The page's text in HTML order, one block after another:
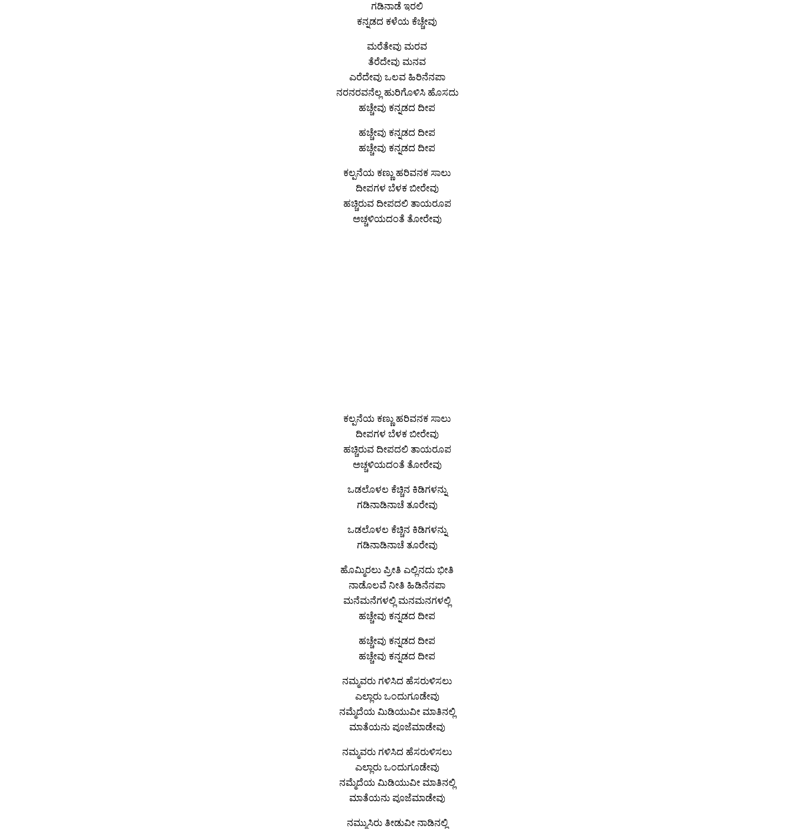
ಗಡಿನಾಡೆ ಇರಲಿ
ಕನ್ನಡದ ಕಳೆಯ ಕೆಚ್ಚೇವು
ಮರೆತೇವು ಮರವ
ತೆರೆದೇವು ಮನವ
ಎರೆದೇವು ಒಲವ ಹಿರಿನೆನಪಾ
ನರನರವನೆಲ್ಲ ಹುರಿಗೊಳಿಸಿ ಹೊಸದು
ಹಚ್ಚೇವು ಕನ್ನಡದ ದೀಪ
ಹಚ್ಚೇವು ಕನ್ನಡದ ದೀಪ
ಹಚ್ಚೇವು ಕನ್ನಡದ ದೀಪ
ಕಲ್ಪನೆಯ ಕಣ್ಣು ಹರಿವನಕ ಸಾಲು
ದೀಪಗಳ ಬೆಳಕ ಬೀರೇವು
ಹಚ್ಚಿರುವ ದೀಪದಲಿ ತಾಯರೂಪ
ಅಚ್ಚಳಿಯದಂತೆ ತೋರೇವು
ಕಲ್ಪನೆಯ ಕಣ್ಣು ಹರಿವನಕ ಸಾಲು
ದೀಪಗಳ ಬೆಳಕ ಬೀರೇವು
ಹಚ್ಚಿರುವ ದೀಪದಲಿ ತಾಯರೂಪ
ಅಚ್ಚಳಿಯದಂತೆ ತೋರೇವು
ಒಡಲೊಳಲ ಕೆಚ್ಚಿನ ಕಿಡಿಗಳನ್ನು
ಗಡಿನಾಡಿನಾಚೆ ತೂರೇವು
ಒಡಲೊಳಲ ಕೆಚ್ಚಿನ ಕಿಡಿಗಳನ್ನು
ಗಡಿನಾಡಿನಾಚೆ ತೂರೇವು
ಹೊಮ್ಮಿರಲು ಪ್ರೀತಿ ಎಲ್ಲಿನದು ಭೀತಿ
ನಾಡೊಲವೆ ನೀತಿ ಹಿಡಿನೆನಪಾ
ಮನೆಮನೆಗಳಲ್ಲಿ ಮನಮನಗಳಲ್ಲಿ
ಹಚ್ಚೇವು ಕನ್ನಡದ ದೀಪ
ಹಚ್ಚೇವು ಕನ್ನಡದ ದೀಪ
ಹಚ್ಚೇವು ಕನ್ನಡದ ದೀಪ
ನಮ್ಮವರು ಗಳಿಸಿದ ಹೆಸರುಳಿಸಲು
ಎಲ್ಲಾರು ಒಂದುಗೂಡೇವು
ನಮ್ಮೆದೆಯ ಮಿಡಿಯುವೀ ಮಾತಿನಲ್ಲಿ
ಮಾತೆಯನು ಪೂಜೆಮಾಡೇವು
ನಮ್ಮವರು ಗಳಿಸಿದ ಹೆಸರುಳಿಸಲು
ಎಲ್ಲಾರು ಒಂದುಗೂಡೇವು
ನಮ್ಮೆದೆಯ ಮಿಡಿಯುವೀ ಮಾತಿನಲ್ಲಿ
ಮಾತೆಯನು ಪೂಜೆಮಾಡೇವು
ನಮ್ಮುಸಿರು ತೀಡುವೀ ನಾಡಿನಲ್ಲಿ